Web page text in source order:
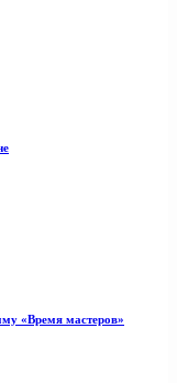
«Время мастеров»